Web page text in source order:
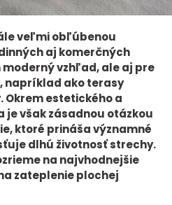
veľmi obľúbenou
aj komerčných
moderný vzhľad, ale aj pre
napríklad ako terasy
Okrem estetického a
však zásadnou otázkou
ktoré prináša významné
dlhú životnosť strechy.
na najvhodnejšie
zateplenie plochej